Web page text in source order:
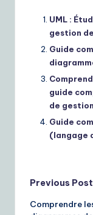
UML :
gestion
Guide
guide
de
Guide
(langage
Post
Previous Post
Comprendre